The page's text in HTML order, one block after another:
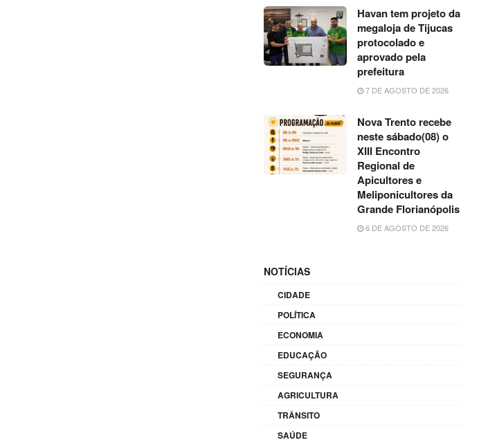
Havan tem projeto da
megaloja de Tijucas
protocolado e
aprovado pela
prefeitura
7 DE AGOSTO DE 2026
Nova Trento recebe
neste sábado(08) o
XIII Encontro
Regional de
Apicultores e
Meliponicultores da
Grande Florianópolis
6 DE AGOSTO DE 2026
NOTÍCIAS
CIDADE
POLÍTICA
ECONOMIA
EDUCAÇÃO
SEGURANÇA
AGRICULTURA
TRÂNSITO
SAÚDE